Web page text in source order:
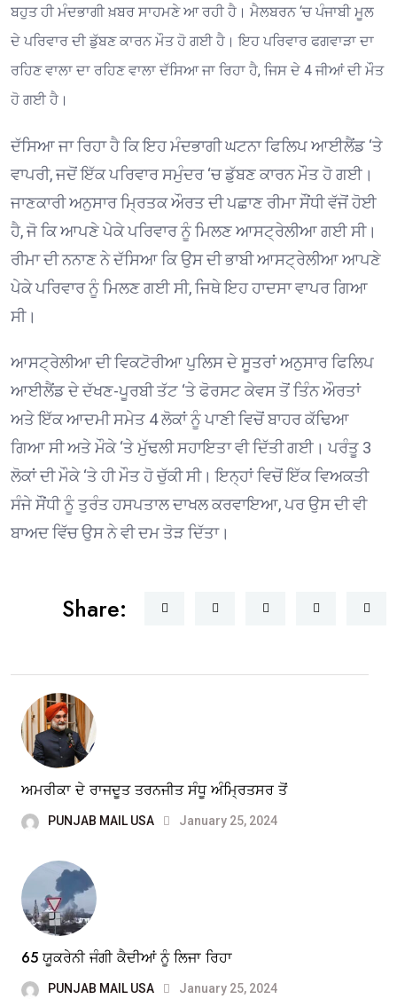
ਬਹੁਤ ਹੀ ਮੰਦਭਾਗੀ ਖ਼ਬਰ ਸਾਹਮਣੇ ਆ ਰਹੀ ਹੈ। ਮੈਲਬਰਨ ‘ਚ ਪੰਜਾਬੀ ਮੂਲ
ਦੇ ਪਰਿਵਾਰ ਦੀ ਡੁੱਬਣ ਕਾਰਨ ਮੌਤ ਹੋ ਗਈ ਹੈ। ਇਹ ਪਰਿਵਾਰ ਫਗਵਾੜਾ ਦਾ
ਰਹਿਣ ਵਾਲਾ ਦਾ ਰਹਿਣ ਵਾਲਾ ਦੱਸਿਆ ਜਾ ਰਿਹਾ ਹੈ, ਜਿਸ ਦੇ 4 ਜੀਆਂ ਦੀ ਮੌਤ
ਹੋ ਗਈ ਹੈ।
ਦੱਸਿਆ ਜਾ ਰਿਹਾ ਹੈ ਕਿ ਇਹ ਮੰਦਭਾਗੀ ਘਟਨਾ ਫਿਲਿਪ ਆਈਲੈਂਡ ‘ਤੇ
ਵਾਪਰੀ, ਜਦੋਂ ਇੱਕ ਪਰਿਵਾਰ ਸਮੁੰਦਰ ‘ਚ ਡੁੱਬਣ ਕਾਰਨ ਮੌਤ ਹੋ ਗਈ।
ਜਾਣਕਾਰੀ ਅਨੁਸਾਰ ਮ੍ਰਿਤਕ ਔਰਤ ਦੀ ਪਛਾਣ ਰੀਮਾ ਸੌਂਧੀ ਵੱਜੋਂ ਹੋਈ
ਹੈ, ਜੋ ਕਿ ਆਪਣੇ ਪੇਕੇ ਪਰਿਵਾਰ ਨੂੰ ਮਿਲਣ ਆਸਟ੍ਰੇਲੀਆ ਗਈ ਸੀ।
ਰੀਮਾ ਦੀ ਨਨਾਣ ਨੇ ਦੱਸਿਆ ਕਿ ਉਸ ਦੀ ਭਾਬੀ ਆਸਟ੍ਰੇਲੀਆ ਆਪਣੇ
ਪੇਕੇ ਪਰਿਵਾਰ ਨੂੰ ਮਿਲਣ ਗਈ ਸੀ, ਜਿਥੇ ਇਹ ਹਾਦਸਾ ਵਾਪਰ ਗਿਆ
ਸੀ।
ਆਸਟ੍ਰੇਲੀਆ ਦੀ ਵਿਕਟੋਰੀਆ ਪੁਲਿਸ ਦੇ ਸੂਤਰਾਂ ਅਨੁਸਾਰ ਫਿਲਿਪ
ਆਈਲੈਂਡ ਦੇ ਦੱਖਣ-ਪੂਰਬੀ ਤੱਟ ‘ਤੇ ਫੋਰਸਟ ਕੇਵਸ ਤੋਂ ਤਿੰਨ ਔਰਤਾਂ
ਅਤੇ ਇੱਕ ਆਦਮੀ ਸਮੇਤ 4 ਲੋਕਾਂ ਨੂੰ ਪਾਣੀ ਵਿਚੋਂ ਬਾਹਰ ਕੱਢਿਆ
ਗਿਆ ਸੀ ਅਤੇ ਮੌਕੇ ‘ਤੇ ਮੁੱਢਲੀ ਸਹਾਇਤਾ ਵੀ ਦਿੱਤੀ ਗਈ। ਪਰੰਤੂ 3
ਲੋਕਾਂ ਦੀ ਮੌਕੇ ‘ਤੇ ਹੀ ਮੌਤ ਹੋ ਚੁੱਕੀ ਸੀ। ਇਨ੍ਹਾਂ ਵਿਚੋਂ ਇੱਕ ਵਿਅਕਤੀ
ਸੰਜੇ ਸੌਂਧੀ ਨੂੰ ਤੁਰੰਤ ਹਸਪਤਾਲ ਦਾਖਲ ਕਰਵਾਇਆ, ਪਰ ਉਸ ਦੀ ਵੀ
ਬਾਅਦ ਵਿੱਚ ਉਸ ਨੇ ਵੀ ਦਮ ਤੋੜ ਦਿੱਤਾ।
Share:
ਅਮਰੀਕਾ ਦੇ ਰਾਜਦੂਤ ਤਰਨਜੀਤ ਸੰਧੂ ਅੰਮ੍ਰਿਤਸਰ ਤੋਂ
PUNJAB MAIL USA January 25, 2024
65 ਯੂਕਰੇਨੀ ਜੰਗੀ ਕੈਦੀਆਂ ਨੂੰ ਲਿਜਾ ਰਿਹਾ
PUNJAB MAIL USA January 25, 2024